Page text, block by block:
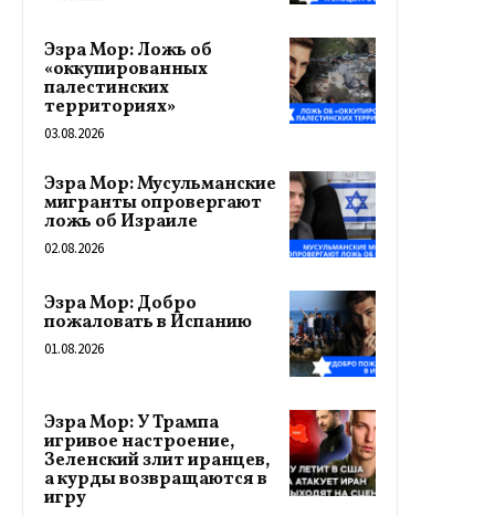
Эзра Мор: Ложь об
«оккупированных
палестинских
территориях»
03.08.2026
Эзра Мор: Мусульманские
мигранты опровергают
ложь об Израиле
02.08.2026
Эзра Мор: Добро
пожаловать в Испанию
01.08.2026
Эзра Мор: У Трампа
игривое настроение,
Зеленский злит иранцев,
а курды возвращаются в
игру